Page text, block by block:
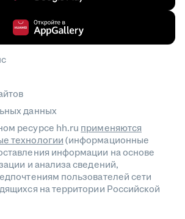
данных
ресурсе hh.ru применяются
технологии(информационные
информации на основе
и анализа сведений,
пользователей сети
на территории Российской